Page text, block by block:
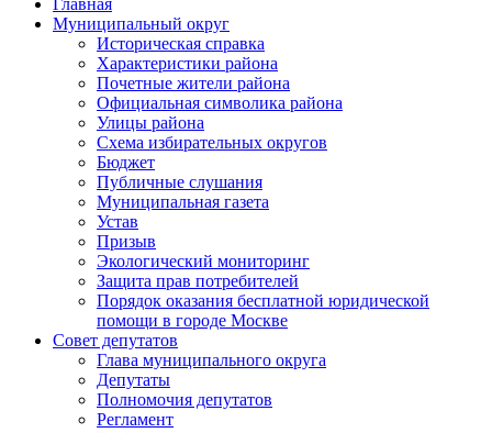
Главная
Муниципальный округ
Историческая справка
Характеристики района
Почетные жители района
Официальная символика района
Улицы района
Схема избирательных округов
Бюджет
Публичные слушания
Муниципальная газета
Устав
Призыв
Экологический мониторинг
Защита прав потребителей
Порядок оказания бесплатной юридической
помощи в городе Москве
Совет депутатов
Глава муниципального округа
Депутаты
Полномочия депутатов
Регламент